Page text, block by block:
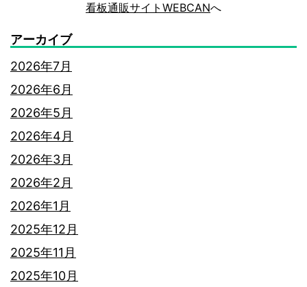
看板通販サイトWEBCANへ
アーカイブ
2026年7月
2026年6月
2026年5月
2026年4月
2026年3月
2026年2月
2026年1月
2025年12月
2025年11月
2025年10月